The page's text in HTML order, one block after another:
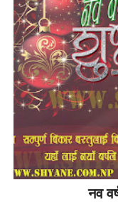
नव